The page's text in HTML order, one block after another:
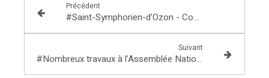
Précédent
#Saint-Symphorien-d'Ozon - Conseil de circonscription
Suivant
#Nombreux travaux à l'Assemblée Nationale